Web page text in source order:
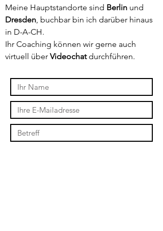
Meine Hauptstandorte sind Berlin und
Dresden, buchbar bin ich darüber hinaus
in D-A-CH.
Ihr Coaching können wir gerne auch
virtuell über Videochatdurchführen.